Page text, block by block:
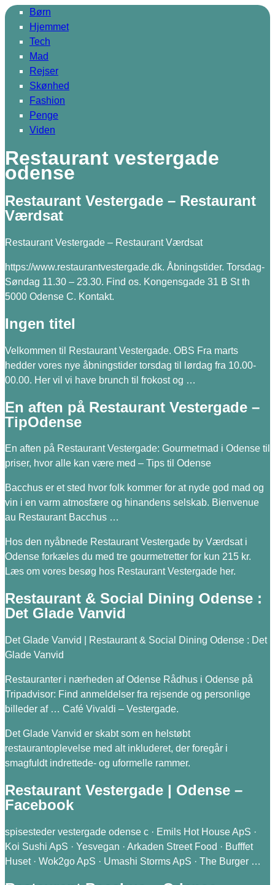
Børn
Hjemmet
Tech
Mad
Rejser
Skønhed
Fashion
Penge
Viden
Restaurant vestergade
odense
Restaurant Vestergade – Restaurant
Værdsat
Restaurant Vestergade – Restaurant Værdsat
https://www.restaurantvestergade.dk. Åbningstider. Torsdag-
Søndag 11.30 – 23.30. Find os. Kongensgade 31 B St th
5000 Odense C. Kontakt.
Ingen titel
Velkommen til Restaurant Vestergade. OBS Fra marts
hedder vores nye åbningstider torsdag til lørdag fra 10.00-
00.00. Her vil vi have brunch til frokost og …
En aften på Restaurant Vestergade –
TipOdense
En aften på Restaurant Vestergade: Gourmetmad i Odense til
priser, hvor alle kan være med – Tips til Odense
Bacchus er et sted hvor folk kommer for at nyde god mad og
vin i en varm atmosfære og hinandens selskab. Bienvenue
au Restaurant Bacchus …
Hos den nyåbnede Restaurant Vestergade by Værdsat i
Odense forkæles du med tre gourmetretter for kun 215 kr.
Læs om vores besøg hos Restaurant Vestergade her.
Restaurant & Social Dining Odense :
Det Glade Vanvid
Det Glade Vanvid | Restaurant & Social Dining Odense : Det
Glade Vanvid
Restauranter i nærheden af Odense Rådhus i Odense på
Tripadvisor: Find anmeldelser fra rejsende og personlige
billeder af … Café Vivaldi – Vestergade.
Det Glade Vanvid er skabt som en helstøbt
restaurantoplevelse med alt inkluderet, der foregår i
smagfuldt indrettede- og uformelle rammer.
Restaurant Vestergade | Odense –
Facebook
spisesteder vestergade odense c · Emils Hot House ApS ·
Koi Sushi ApS · Yesvegan · Arkaden Street Food · Bufffet
Huset · Wok2go ApS · Umashi Storms ApS · The Burger …